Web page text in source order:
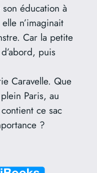
éducation à
n’imaginait
Car la petite
puis
Caravelle. Que
Paris, au
ce sac
?